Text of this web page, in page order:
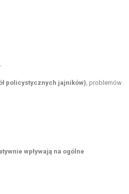
policystycznych jajników), problemów
wpływają na ogólne